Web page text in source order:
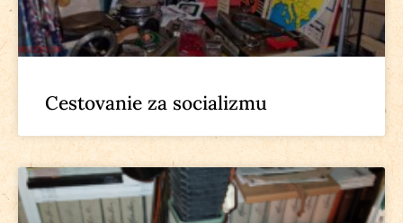
Cestovanie za socializmu